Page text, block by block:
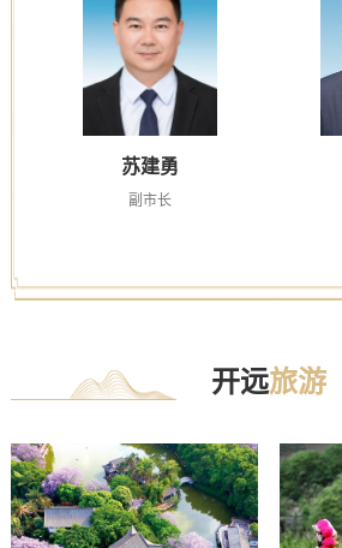
苏建勇
副市长
开远旅游